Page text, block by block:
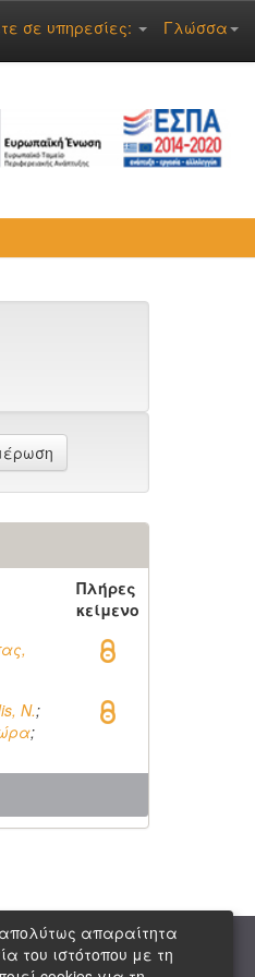
Γλώσσα
σε υπηρεσίες:
Πλήρες
κείμενο
N.;
;
Copyright © 2026 ΕΙΕ
απαραίτητα
του ιστότοπου με τη